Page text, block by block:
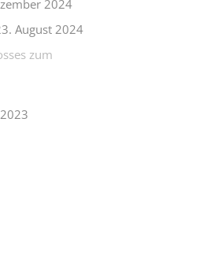
2024
August 2024
zum